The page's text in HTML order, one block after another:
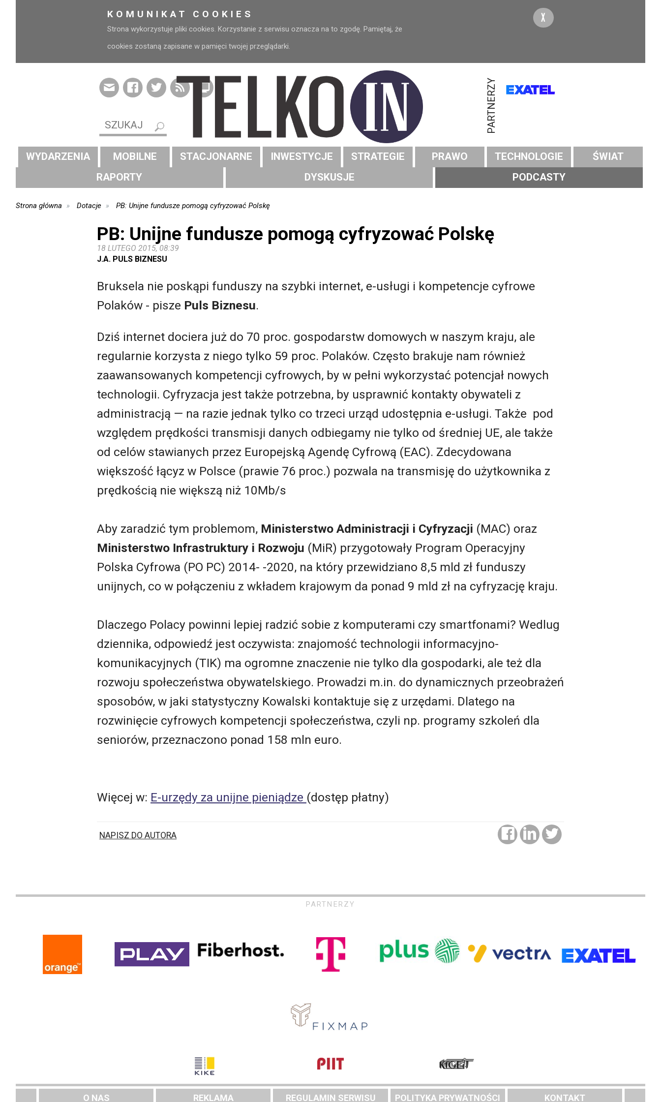
KOMUNIKAT COOKIES
Strona wykorzystuje pliki cookies. Korzystanie z serwisu oznacza na to zgodę. Pamiętaj, że
cookies zostaną zapisane w pamięci twojej przeglądarki.
X
PARTNERZY
WYDARZENIA MOBILNE STACJONARNE INWESTYCJE STRATEGIE PRAWO TECHNOLOGIE
ŚWIAT
RAPORTY
DYSKUSJE PODCASTY
Strona główna Dotacje PB: Unijne fundusze pomogą cyfryzować Polskę
PB: Unijne fundusze pomogą cyfryzować Polskę
18 LUTEGO 2015, 08:39
J.A. PULS BIZNESU
Bruksela nie poskąpi funduszy na szybki internet, e-usługi i kompetencje cyfrowe
Polaków - pisze Puls Biznesu.
Dziś internet dociera już do 70 proc. gospodarstw domowych w naszym kraju, ale
regularnie korzysta z niego tylko 59 proc. Polaków. Często brakuje nam również
zaawansowanych kompetencji cyfrowych, by w pełni wykorzystać potencjał nowych
technologii. Cyfryzacja jest także potrzebna, by usprawnić kontakty obywateli z
administracją — na razie jednak tylko co trzeci urząd udostępnia e-usługi. Także pod
względem prędkości transmisji danych odbiegamy nie tylko od średniej UE, ale także
od celów stawianych przez Europejską Agendę Cyfrową (EAC). Zdecydowana
większość łącyz w Polsce (prawie 76 proc.) pozwala na transmisję do użytkownika z
prędkością nie większą niż 10Mb/s
Aby zaradzić tym problemom, Ministerstwo Administracji i Cyfryzacji (MAC) oraz
Ministerstwo Infrastruktury i Rozwoju (MiR) przygotowały Program Operacyjny
Polska Cyfrowa (PO PC) 2014- -2020, na który przewidziano 8,5 mld zł funduszy
unijnych, co w połączeniu z wkładem krajowym da ponad 9 mld zł na cyfryzację kraju.
Dlaczego Polacy powinni lepiej radzić sobie z komputerami czy smartfonami? Wedlug
dziennika, odpowiedź jest oczywista: znajomość technologii informacyjno-
komunikacyjnych (TIK) ma ogromne znaczenie nie tylko dla gospodarki, ale też dla
rozwoju społeczeństwa obywatelskiego. Prowadzi m.in. do dynamicznych przeobrażeń
sposobów, w jaki statystyczny Kowalski kontaktuje się z urzędami. Dlatego na
rozwinięcie cyfrowych kompetencji społeczeństwa, czyli np. programy szkoleń dla
seniorów, przeznaczono ponad 158 mln euro.
Więcej w: E-urzędy za unijne pieniądze (dostęp płatny)
NAPISZ DO AUTORA
PARTNERZY
O NAS REKLAMA REGULAMIN SERWISU POLITYKA PRYWATNOŚCI KONTAKT